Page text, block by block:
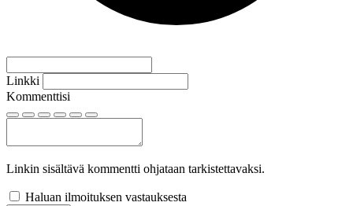
Linkki
Kommenttisi
Linkin sisältävä kommentti ohjataan tarkistettavaksi.
Haluan ilmoituksen vastauksesta